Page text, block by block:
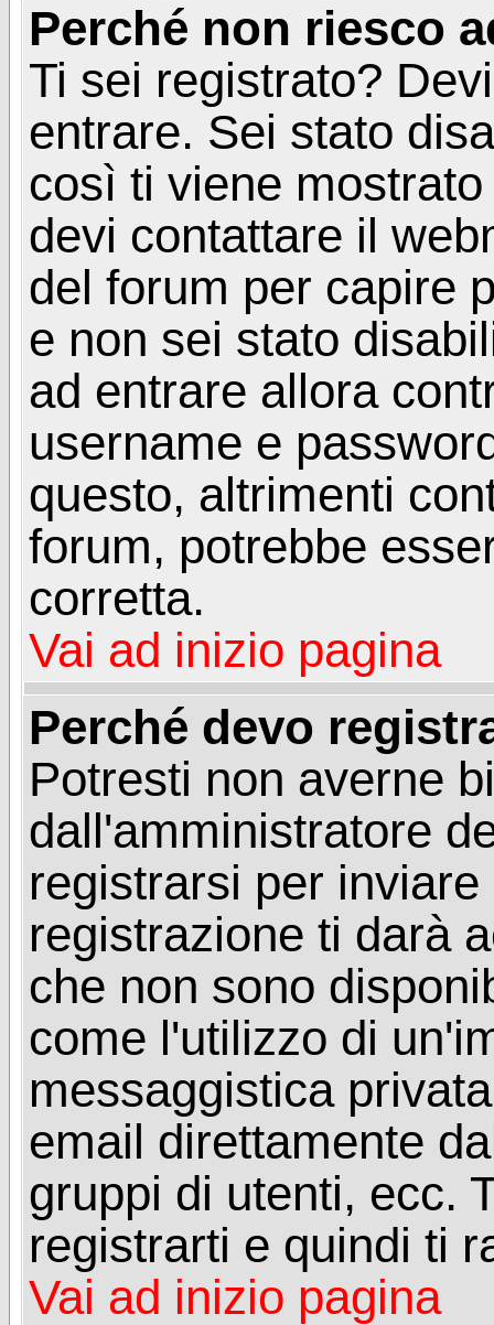
Perché non riesco
Ti sei registrato?
entrare. Sei stato
così ti viene
devi contattare il
del forum per capire
e non sei stato
ad entrare allora
username e
questo, altrimenti
forum, potrebbe
corretta.
Vai ad inizio pagina
Perché devo
Potresti non averne
dall'amministratore
registrarsi per
registrazione ti darà
che non sono
come l'utilizzo di
messaggistica
email direttamente
gruppi di utenti, ecc.
registrarti e quindi ti
Vai ad inizio pagina